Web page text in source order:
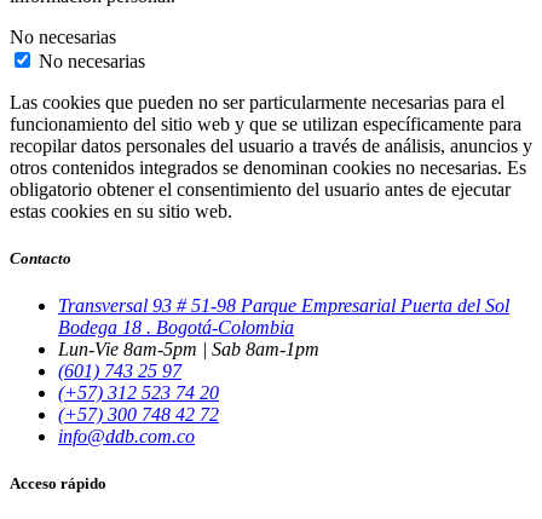
No necesarias
No necesarias
Las cookies que pueden no ser particularmente necesarias para el
funcionamiento del sitio web y que se utilizan específicamente para
recopilar datos personales del usuario a través de análisis, anuncios y
otros contenidos integrados se denominan cookies no necesarias. Es
obligatorio obtener el consentimiento del usuario antes de ejecutar
estas cookies en su sitio web.
Contacto
Transversal 93 # 51-98 Parque Empresarial Puerta del Sol
Bodega 18 . Bogotá-Colombia
Lun-Vie 8am-5pm | Sab 8am-1pm
(601) 743 25 97
(+57) 312 523 74 20
(+57) 300 748 42 72
info@ddb.com.co
Acceso rápido